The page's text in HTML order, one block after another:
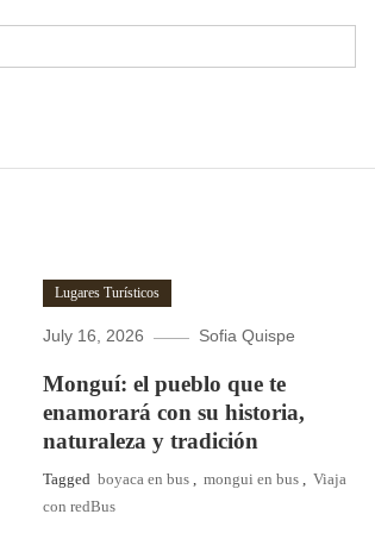
Lugares Turísticos
July 16, 2026 Sofia Quispe
Monguí: el pueblo que te
enamorará con su historia,
naturaleza y tradición
Tagged boyaca en bus , mongui en bus , Viaja
con redBus